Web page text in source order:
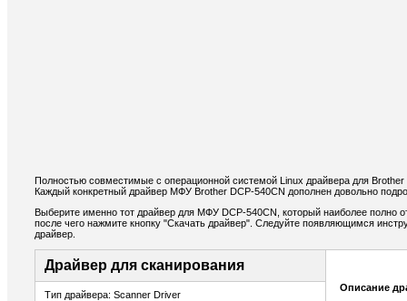
Полностью совместимые с операционной системой Linux драйвера для
Каждый конкретный драйвер МФУ Brother DCP-540CN дополнен довольно
Выберите именно тот драйвер для МФУ DCP-540CN, который наиболее полно
после чего нажмите кнопку "Скачать драйвер". Следуйте появляющимся
драйвер.
Драйвер для сканирования
Тип драйвера: Scanner Driver
Описание